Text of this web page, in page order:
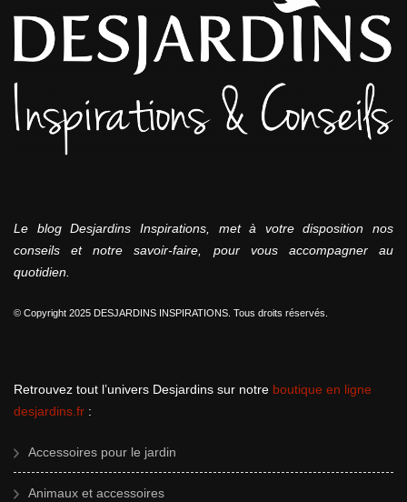
Le blog Desjardins Inspirations, met à votre disposition nos
conseils et notre savoir-faire, pour vous accompagner au
quotidien.
© Copyright 2025 DESJARDINS INSPIRATIONS. Tous droits réservés.
Retrouvez tout l’univers Desjardins sur notre boutique en ligne
desjardins.fr :
Accessoires pour le jardin
Animaux et accessoires